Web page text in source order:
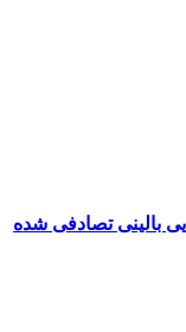
بالینی تصادفی شده